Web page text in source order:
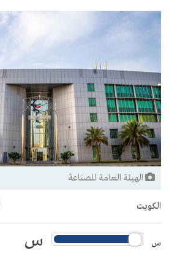
الهيئة العامة للصناعة
الكويت
س س